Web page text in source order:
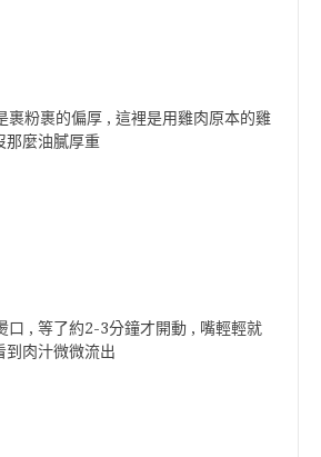
裹粉裹的偏厚 , 這裡是用雞肉原本的雞
那麼油膩厚重
口 , 等了約2-3分鐘才開動 , 嘴輕輕就
到肉汁微微流出